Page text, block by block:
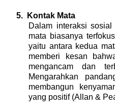
5.
Kontak Mata
Dalam interaksi
mata biasanya
yaitu antara kedua
memberi kesan
mengancam dan
Mengarahkan
membangun
yang positif (Allan &